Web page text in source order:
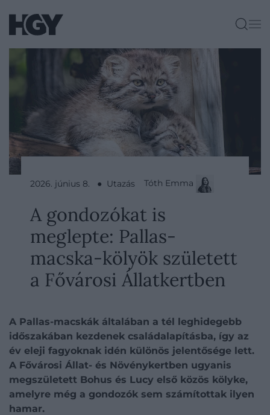
2026. június 8. ● Utazás Tóth Emma
A gondozókat is
meglepte: Pallas-
macska-kölyök született
a Fővárosi Állatkertben
A Pallas-macskák általában a tél leghidegebb
időszakában kezdenek családalapításba, így az
év eleji fagyoknak idén különös jelentősége lett.
A Fővárosi Állat- és Növénykertben ugyanis
megszületett Bohus és Lucy első közös kölyke,
amelyre még a gondozók sem számítottak ilyen
hamar.